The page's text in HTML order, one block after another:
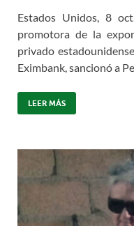
Estados Unidos, 8
promotora de la
privado
Eximbank, sancionó a
LEER MÁS